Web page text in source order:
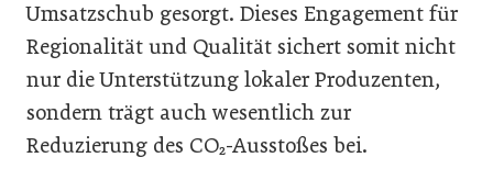
Umsatzschub gesorgt. Dieses Engagement für
Regionalität und Qualität sichert somit nicht
nur die Unterstützung lokaler Produzenten,
sondern trägt auch wesentlich zur
Reduzierung des CO₂-Ausstoßes bei.